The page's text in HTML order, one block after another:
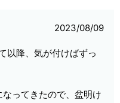
2023/08/09
以降、気が付けばずっ
ってきたので、盆明け